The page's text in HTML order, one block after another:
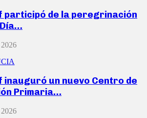
participó de la peregrinación
inauguró un nuevo Centro de
Primaria…